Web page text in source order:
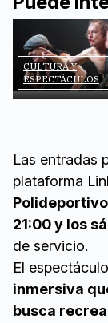
CULTURA Y
ESPECTÁCULOS
Las entradas
plataforma
21:00 y los
de servicio.
El
inmersiva
busca